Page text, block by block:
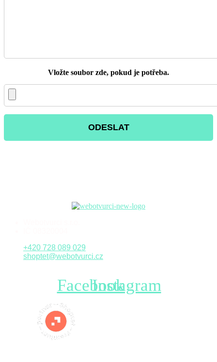
Vložte soubor zde, pokud je potřeba.
+420 728 089 029
shoptet@webotvurci.cz
FacebookInstagram